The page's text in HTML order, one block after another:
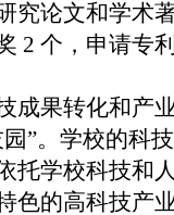
究论文和学术
2 个，申请专
成果转化和产
”。学校的科
托学校科技和
色的高科技产